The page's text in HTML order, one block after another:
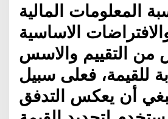
المعلومات المالية
الاساسية
من التقييم والاسس
للقيمة، فعلى سبيل
أن يعكس التدفق